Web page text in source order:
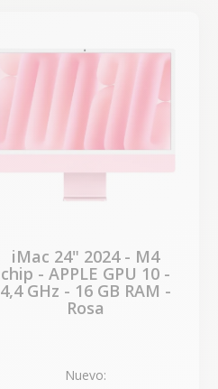
iMac 24" 2024 - M4
chip - APPLE GPU 10 -
4,4 GHz - 16 GB RAM -
Rosa
Nuevo: